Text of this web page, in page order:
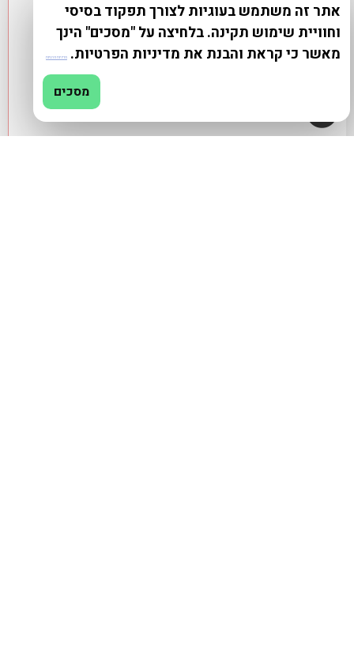
אתר זה משתמש בעוגיות לצורך תפקוד בסיסי
וחוויית שימוש תקינה. בלחיצה על "מסכים" הינך
מאשר כי קראת והבנת את מדיניות הפרטיות. מדיניות פרטיות
מסכים